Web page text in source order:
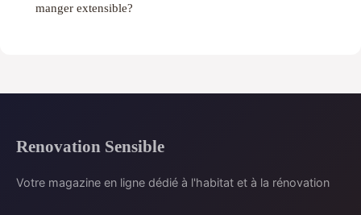
manger extensible?
Renovation Sensible
Votre magazine en ligne dédié à l'habitat et à la rénovation